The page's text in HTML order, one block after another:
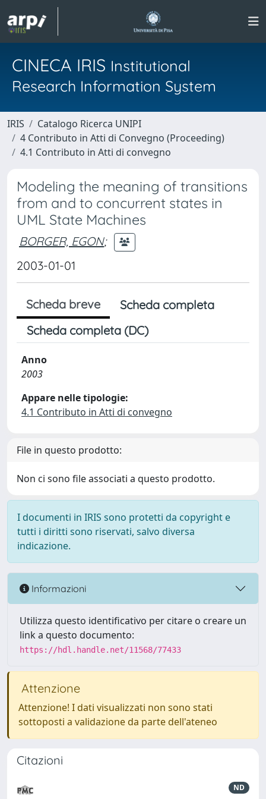
CINECA IRIS Institutional
Research Information System
IRIS
Catalogo Ricerca UNIPI
4 Contributo in Atti di Convegno (Proceeding)
4.1 Contributo in Atti di convegno
Modeling the meaning of transitions
from and to concurrent states in
UML State Machines
BORGER, EGON;
2003-01-01
Scheda breve
Scheda completa
Scheda completa (DC)
Anno
2003
Appare nelle tipologie:
4.1 Contributo in Atti di convegno
File in questo prodotto:
Non ci sono file associati a questo prodotto.
I documenti in IRIS sono protetti da copyright e
tutti i diritti sono riservati, salvo diversa
indicazione.
Informazioni
Utilizza questo identificativo per citare o creare un
link a questo documento:
https://hdl.handle.net/11568/77433
Attenzione
Attenzione! I dati visualizzati non sono stati
sottoposti a validazione da parte dell'ateneo
Citazioni
ND